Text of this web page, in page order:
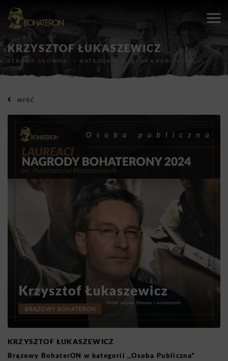
KRZYSZTOF ŁUKASZEWICZ
STRONA GŁÓWNA -> KATEGORIE ->OSOBA PUBLICZNA
wróć
KRZYSZTOF ŁUKASZEWICZ
Brązowy BohaterON w kategorii ,,Osoba Publiczna”